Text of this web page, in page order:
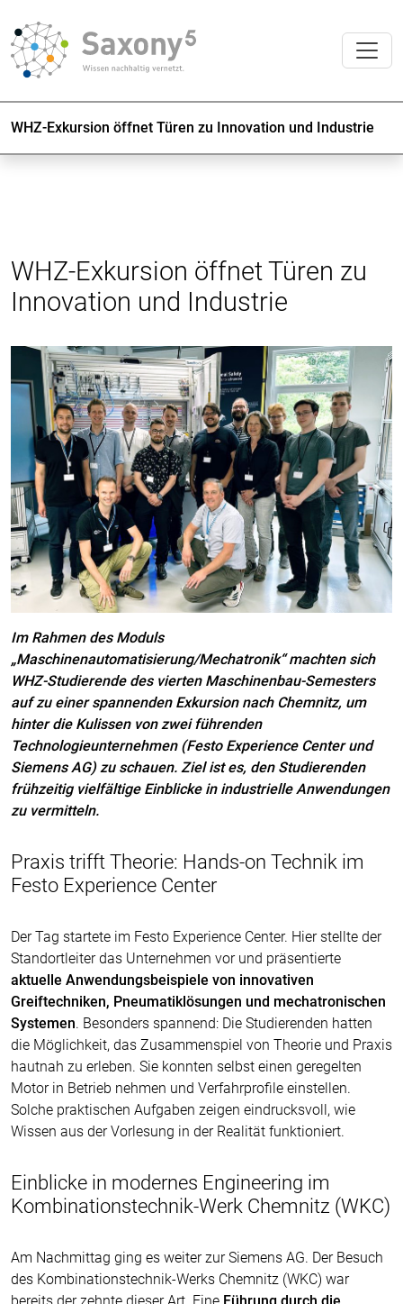
WHZ-Exkursion öffnet Türen zu Innovation und Industrie
WHZ-Exkursion öffnet Türen zu
Innovation und Industrie
Im Rahmen des Moduls
„Maschinenautomatisierung/Mechatronik“ machten sich
WHZ-Studierende des vierten Maschinenbau-Semesters
auf zu einer spannenden Exkursion nach Chemnitz, um
hinter die Kulissen von zwei führenden
Technologieunternehmen (Festo Experience Center und
Siemens AG) zu schauen. Ziel ist es, den Studierenden
frühzeitig vielfältige Einblicke in industrielle Anwendungen
zu vermitteln.
Praxis trifft Theorie: Hands-on Technik im
Festo Experience Center
Der Tag startete im Festo Experience Center. Hier stellte der
Standortleiter das Unternehmen vor und präsentierte
aktuelle Anwendungsbeispiele von innovativen
Greiftechniken, Pneumatiklösungen und mechatronischen
Systemen. Besonders spannend: Die Studierenden hatten
die Möglichkeit, das Zusammenspiel von Theorie und Praxis
hautnah zu erleben. Sie konnten selbst einen geregelten
Motor in Betrieb nehmen und Verfahrprofile einstellen.
Solche praktischen Aufgaben zeigen eindrucksvoll, wie
Wissen aus der Vorlesung in der Realität funktioniert.
Einblicke in modernes Engineering im
Kombinationstechnik-Werk Chemnitz (WKC)
Am Nachmittag ging es weiter zur Siemens AG. Der Besuch
des Kombinationstechnik-Werks Chemnitz (WKC) war